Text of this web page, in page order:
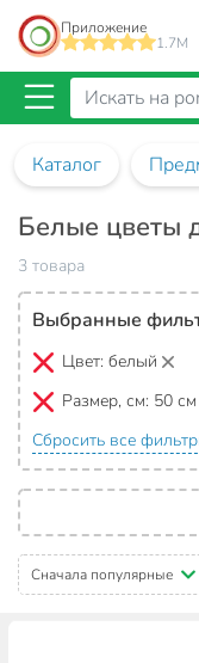
Приложение
1.7M
Каталог
Белые цветы
3 товара
Выбранные
Цвет: белый
Размер, см: 50 см
Сбросить все
Сначала популярные